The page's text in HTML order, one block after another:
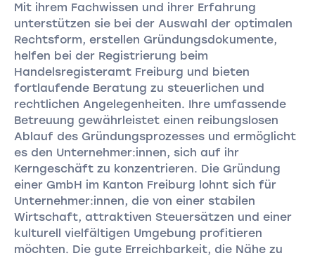
Mit ihrem Fachwissen und ihrer Erfahrung
unterstützen sie bei der Auswahl der optimalen
Rechtsform, erstellen Gründungsdokumente,
helfen bei der Registrierung beim
Handelsregisteramt Freiburg und bieten
fortlaufende Beratung zu steuerlichen und
rechtlichen Angelegenheiten. Ihre umfassende
Betreuung gewährleistet einen reibungslosen
Ablauf des Gründungsprozesses und ermöglicht
es den Unternehmer:innen, sich auf ihr
Kerngeschäft zu konzentrieren. Die Gründung
einer GmbH im Kanton Freiburg lohnt sich für
Unternehmer:innen, die von einer stabilen
Wirtschaft, attraktiven Steuersätzen und einer
kulturell vielfältigen Umgebung profitieren
möchten. Die gute Erreichbarkeit, die Nähe zu